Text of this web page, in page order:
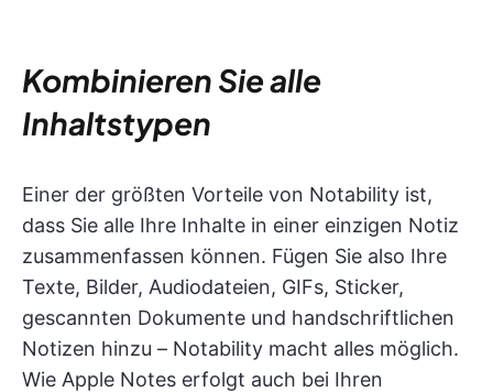
Kombinieren Sie alle
Inhaltstypen
Einer der größten Vorteile von Notability ist,
dass Sie alle Ihre Inhalte in einer einzigen Notiz
zusammenfassen können. Fügen Sie also Ihre
Texte, Bilder, Audiodateien, GIFs, Sticker,
gescannten Dokumente und handschriftlichen
Notizen hinzu – Notability macht alles möglich.
Wie Apple Notes erfolgt auch bei Ihren